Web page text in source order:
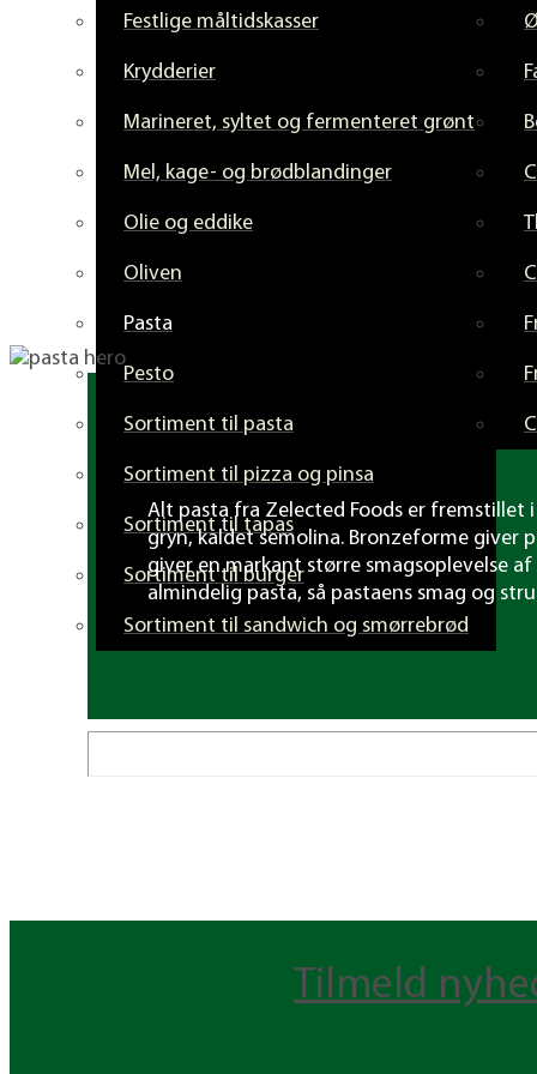
Festlige måltidskasser
Krydderier
Marineret, syltet og fermenteret grønt
Mel, kage- og brødblandinger
Olie og eddike
Oliven
Pasta
Pesto
Sortiment til pasta
Sortiment til pizza og pinsa
Sortiment til tapas
Sortiment til burger
Sortiment til sandwich og smørrebrød
Alt pasta fra Zelected Foods er
gryn, kaldet semolina. Bronze­forme giver
giver en markant større smags­oplevelse
almindelig pasta, så pastaens smag og
Tilmeld